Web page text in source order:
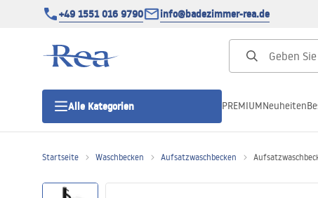
+49 1551 016 9790 info@badezimmer-rea.de
Alle Kategorien PREMIUMNeuheiten
Startseite Waschbecken Aufsatzwaschbecken